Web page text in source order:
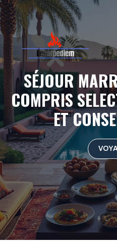
Aller
au
contenu
SÉJOUR
COMPRIS
ET